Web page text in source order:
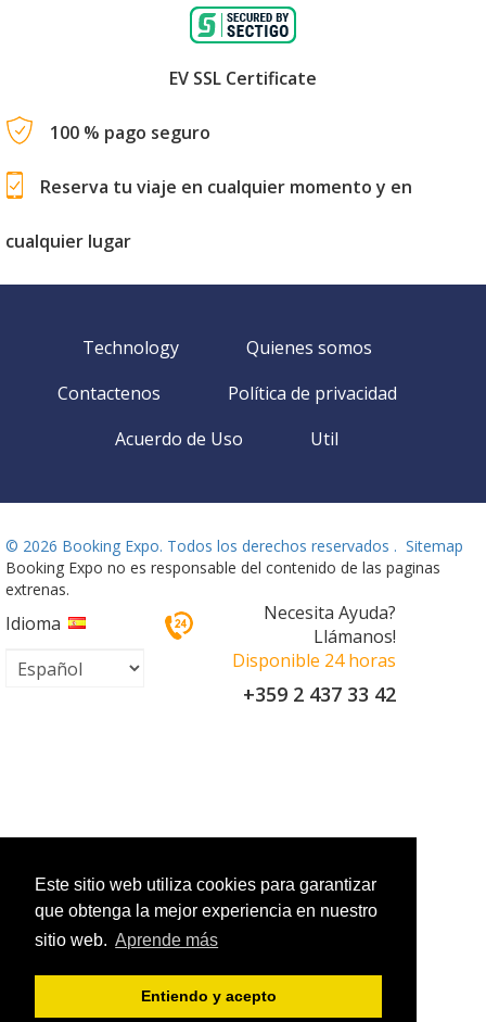
Este sitio web utiliza cookies para garantizar
que obtenga la mejor experiencia en nuestro
sitio web. Aprende más
Entiendo y acepto
EV SSL Certificate
100 % pago seguro
Reserva tu viaje en cualquier momento y en
cualquier lugar
Technology
Quienes somos
Contactenos
Política de privacidad
Acuerdo de Uso
Util
© 2026 Booking Expo. Todos los derechos reservados . Sitemap
Booking Expo no es responsable del contenido de las paginas
extrenas.
Idioma
Necesita Ayuda?
Llámanos!
Disponible 24 horas
+359 2 437 33 42